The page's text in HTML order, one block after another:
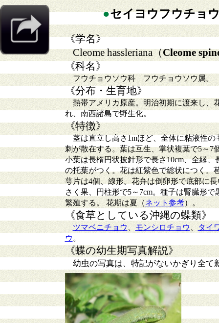
●セイヨウフウチョ
《学名》
Cleome hassleriana（Cleome
《科名》
フウチョウソウ科 フウチョウソウ属。
《分布・生育地》
熱帯アメリカ原産。明治初期に渡来し、
れ、南西諸島で野生化。
《特徴》
茎は直立し高さ1mほど、全体に粘液性の
刺が散在する。葉は互生、掌状複葉で5～7
小葉は長楕円状披針形で長さ10cm、全縁、
の托葉がつく。花は紅紫色で総状につく。
萼片は4個、線形。花弁は倒卵形で底部に
さく果、円柱形で5～7cm。種子は腎臓形で
繁殖する。 花期は夏（ネット参考）。
《食草としている沖縄の蝶類》
ツマベニチョウ、 モンシロチョウ、 タイ
ウ。
《蝶の幼生期写真解説》
幼虫の写真は、特記がないかぎり全て